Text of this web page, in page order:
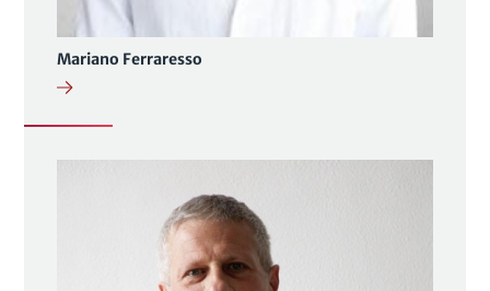
Mariano Ferraresso